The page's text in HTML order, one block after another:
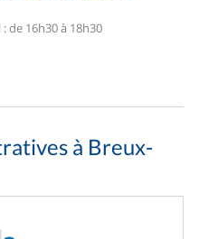
: de 16h30 à 18h30
à Breux-